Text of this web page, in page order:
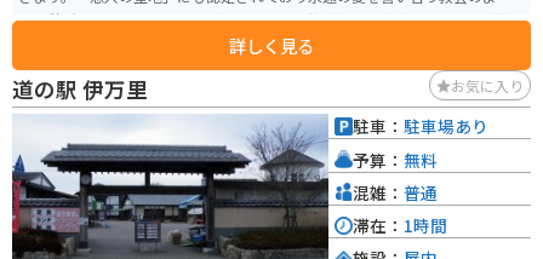
な休憩所やカップルベンチなど、恋人たちへ捧げる恋愛成就のアイテムが散
りばめられています。下り線パーキングエリア内のどこかには恋が叶う「ハ
ートストーン」が床面に埋め込まれているので、探していみると楽しいかも
しれません。
詳しく見る
道の駅 伊万里 お気に入り
駐車： 駐車場あり
予算： 無料
混雑： 普通
滞在： 1時間